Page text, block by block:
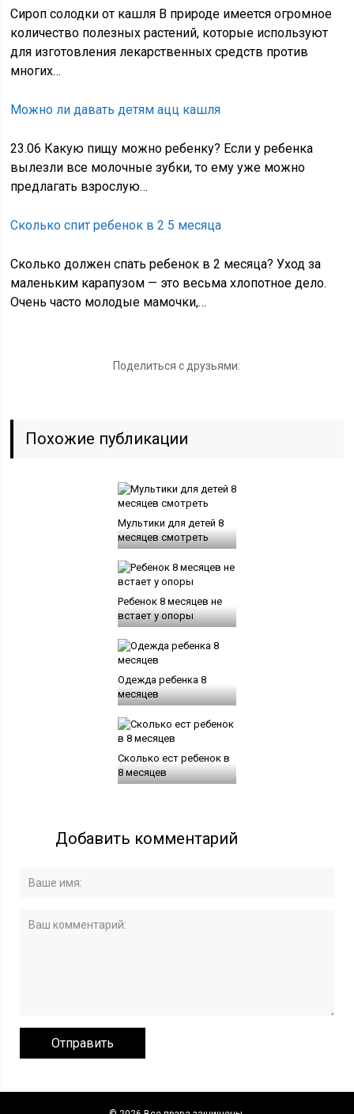
Сироп солодки от кашля В природе имеется огромное
количество полезных растений, которые используют
для изготовления лекарственных средств против
многих…
Можно ли давать детям ацц кашля
23.06 Какую пищу можно ребенку? Если у ребенка
вылезли все молочные зубки, то ему уже можно
предлагать взрослую…
Сколько спит ребенок в 2 5 месяца
Сколько должен спать ребенок в 2 месяца? Уход за
маленьким карапузом — это весьма хлопотное дело.
Очень часто молодые мамочки,…
Поделиться с друзьями:
Похожие публикации
Мультики для детей 8
месяцев смотреть
Ребенок 8 месяцев не
встает у опоры
Одежда ребенка 8
месяцев
Сколько ест ребенок в
8 месяцев
Добавить комментарий